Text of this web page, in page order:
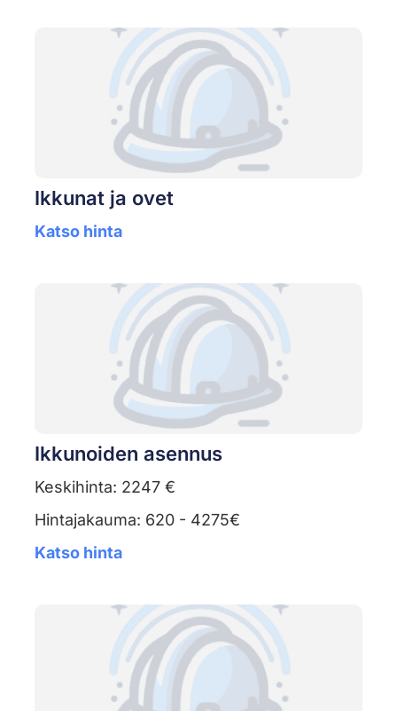
Ikkunat ja ovet
Katso hinta
Ikkunoiden asennus
Keskihinta: 2247 €
Hintajakauma: 620 - 4275€
Katso hinta